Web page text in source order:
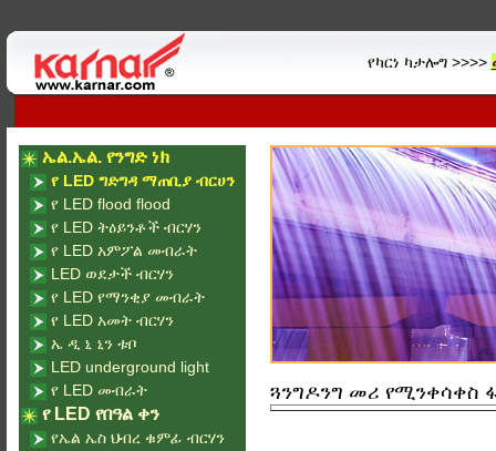
የካርነ ካታሎግ >>>>
ጓንግዶንግ መሪ የሚንቀሳቀስ
ኤል.ኤል. የንግድ ነክ
የ LED ግድግዳ ማጠቢያ ብርሀን
የ LED flood flood
የ LED ትዕይንቶች ብርሃን
የ LED አምፖል መብራት
LED ወደታች ብርሃን
የ LED የማንቂያ መብራት
የ LED አመት ብርሃን
ኤ ዲ ኒ ኒን ቱቦ
LED underground light
የ LED መብራት
የ LED የበዓል ቀን
የኤል ኤስ ህብረ ቁምፊ ብርሃን